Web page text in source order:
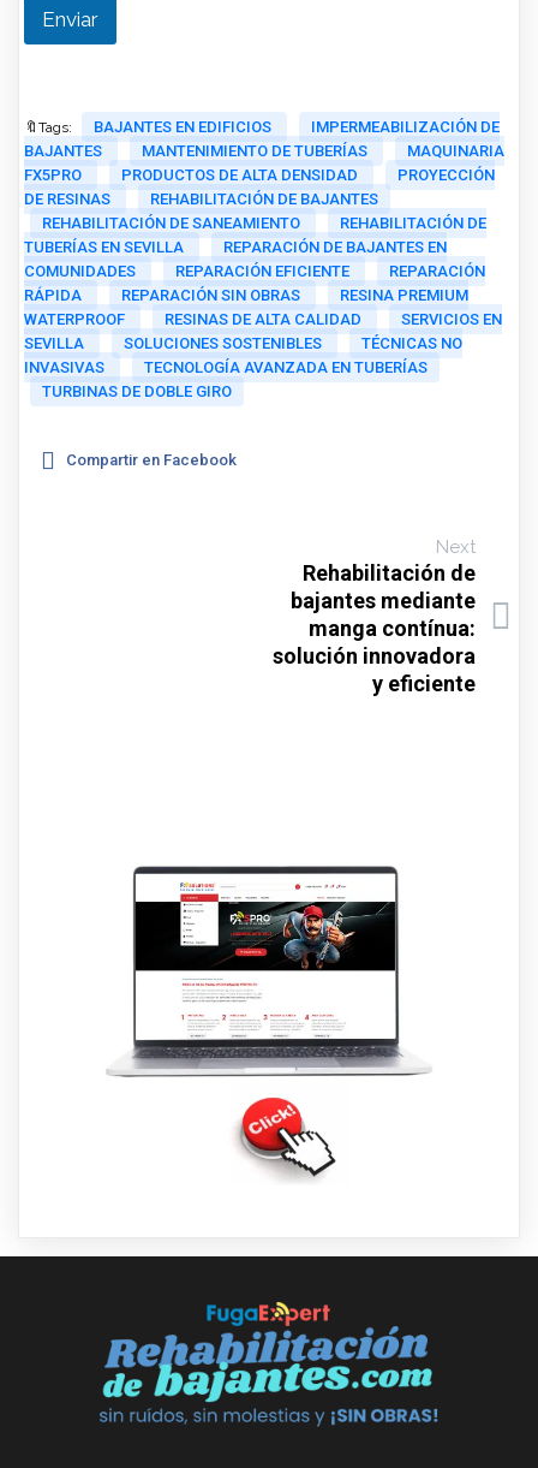
Enviar
🔖Tags: BAJANTES EN EDIFICIOS
IMPERMEABILIZACIÓN DE
BAJANTES
MANTENIMIENTO DE TUBERÍAS
MAQUINARIA
FX5PRO
PRODUCTOS DE ALTA DENSIDAD
PROYECCIÓN
DE RESINAS
REHABILITACIÓN DE BAJANTES
REHABILITACIÓN DE SANEAMIENTO
REHABILITACIÓN DE
TUBERÍAS EN SEVILLA
REPARACIÓN DE BAJANTES EN
COMUNIDADES
REPARACIÓN EFICIENTE
REPARACIÓN
RÁPIDA
REPARACIÓN SIN OBRAS
RESINA PREMIUM
WATERPROOF
RESINAS DE ALTA CALIDAD
SERVICIOS EN
SEVILLA
SOLUCIONES SOSTENIBLES
TÉCNICAS NO
INVASIVAS
TECNOLOGÍA AVANZADA EN TUBERÍAS
TURBINAS DE DOBLE GIRO
Compartir en Facebook
Next
Rehabilitación de
bajantes mediante
manga contínua:
solución innovadora
y eficiente